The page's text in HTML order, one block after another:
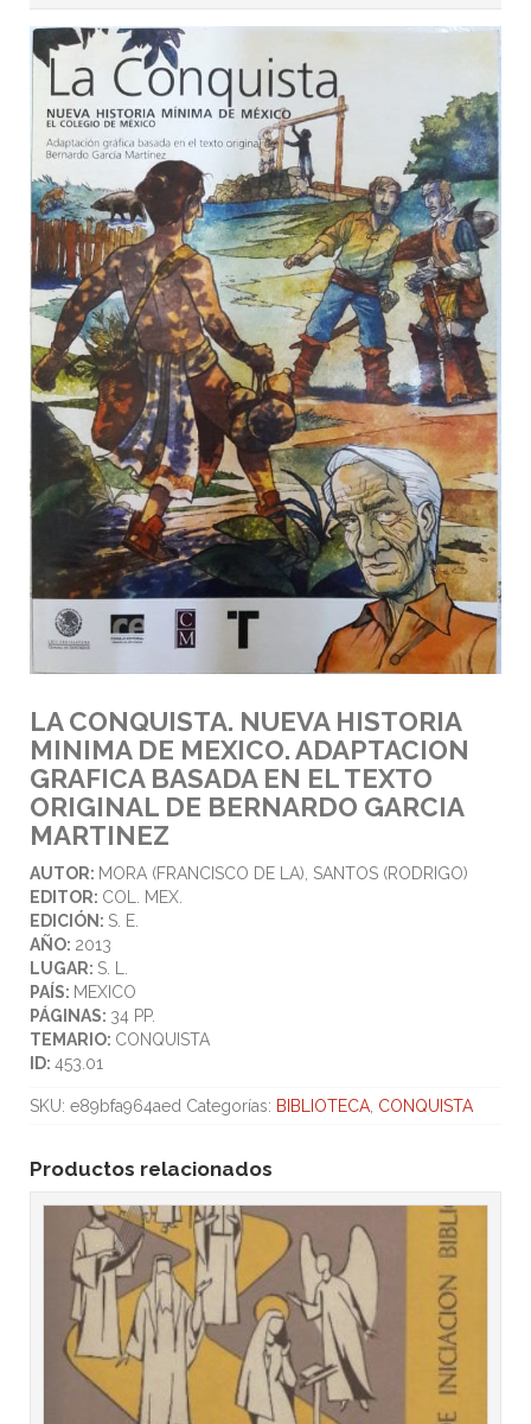
LA CONQUISTA. NUEVA HISTORIA
MINIMA DE MEXICO. ADAPTACION
GRAFICA BASADA EN EL TEXTO
ORIGINAL DE BERNARDO GARCIA
MARTINEZ
AUTOR: MORA (FRANCISCO DE LA), SANTOS (RODRIGO)
EDITOR: COL. MEX.
EDICIÓN: S. E.
AÑO: 2013
LUGAR: S. L.
PAÍS: MEXICO
PÁGINAS: 34 PP.
TEMARIO: CONQUISTA
ID: 453.01
SKU: e89bfa964aed Categorías: BIBLIOTECA CONQUISTA
Productos relacionados